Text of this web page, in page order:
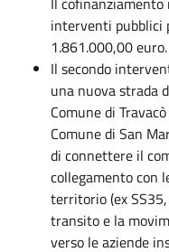
interventi pubblici
1.861.000,00 euro.
Il secondo
una nuova strada
Comune di
Comune di San
di connettere il
collegamento con
territorio (ex
transito e la
verso le aziende